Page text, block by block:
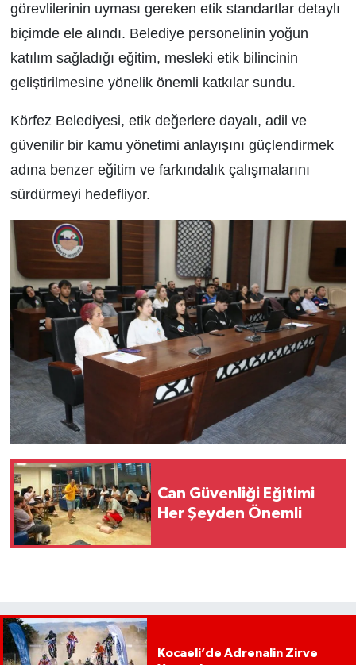
görevlilerinin uyması gereken etik standartlar detaylı
biçimde ele alındı. Belediye personelinin yoğun
katılım sağladığı eğitim, mesleki etik bilincinin
geliştirilmesine yönelik önemli katkılar sundu.
Körfez Belediyesi, etik değerlere dayalı, adil ve
güvenilir bir kamu yönetimi anlayışını güçlendirmek
adına benzer eğitim ve farkındalık çalışmalarını
sürdürmeyi hedefliyor.
Can Güvenliği Eğitimi
Her Şeyden Önemli
Kocaeli’de Adrenalin Zirve